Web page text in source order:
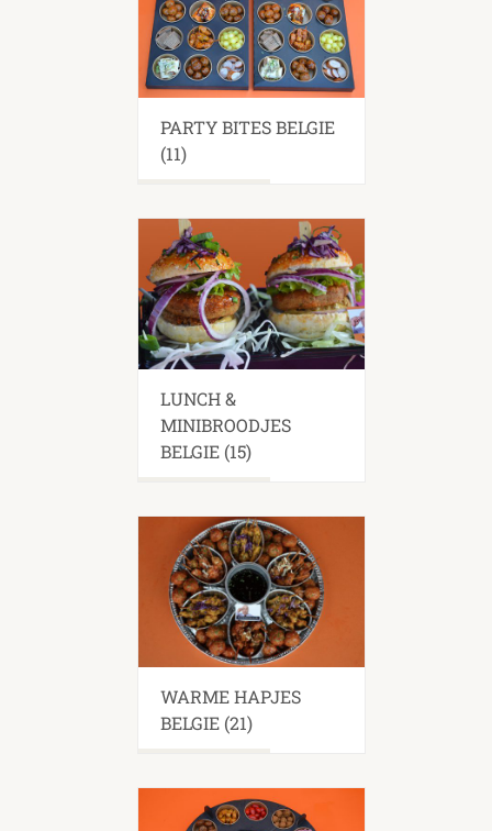
PARTY BITES BELGIE
(11)
LUNCH &
MINIBROODJES
BELGIE (15)
WARME HAPJES
BELGIE (21)